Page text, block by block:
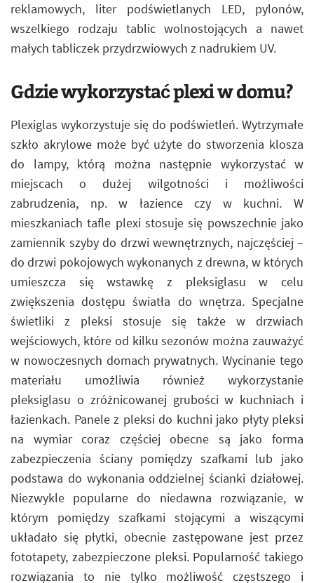
reklamowych, liter podświetlanych LED, pylonów,
wszelkiego rodzaju tablic wolnostojących a nawet
małych tabliczek przydrzwiowych z nadrukiem UV.
Gdzie wykorzystać plexi w domu?
Plexiglas wykorzystuje się do podświetleń. Wytrzymałe
szkło akrylowe może być użyte do stworzenia klosza
do lampy, którą można następnie wykorzystać w
miejscach o dużej wilgotności i możliwości
zabrudzenia, np. w łazience czy w kuchni. W
mieszkaniach tafle plexi stosuje się powszechnie jako
zamiennik szyby do drzwi wewnętrznych, najczęściej –
do drzwi pokojowych wykonanych z drewna, w których
umieszcza się wstawkę z pleksiglasu w celu
zwiększenia dostępu światła do wnętrza. Specjalne
świetliki z pleksi stosuje się także w drzwiach
wejściowych, które od kilku sezonów można zauważyć
w nowoczesnych domach prywatnych. Wycinanie tego
materiału umożliwia również wykorzystanie
pleksiglasu o zróżnicowanej grubości w kuchniach i
łazienkach. Panele z pleksi do kuchni jako płyty pleksi
na wymiar coraz częściej obecne są jako forma
zabezpieczenia ściany pomiędzy szafkami lub jako
podstawa do wykonania oddzielnej ścianki działowej.
Niezwykle popularne do niedawna rozwiązanie, w
którym pomiędzy szafkami stojącymi a wiszącymi
układało się płytki, obecnie zastępowane jest przez
fototapety, zabezpieczone pleksi. Popularność takiego
rozwiązania to nie tylko możliwość częstszego i